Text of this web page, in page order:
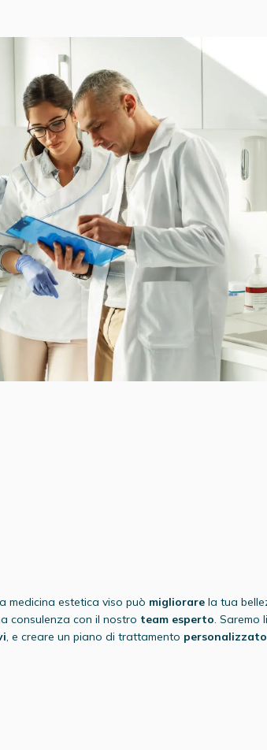
medicina estetica viso può migliorare la tua
consulenza con il nostro team esperto . Saremo
, e creare un piano di trattamento personalizzato